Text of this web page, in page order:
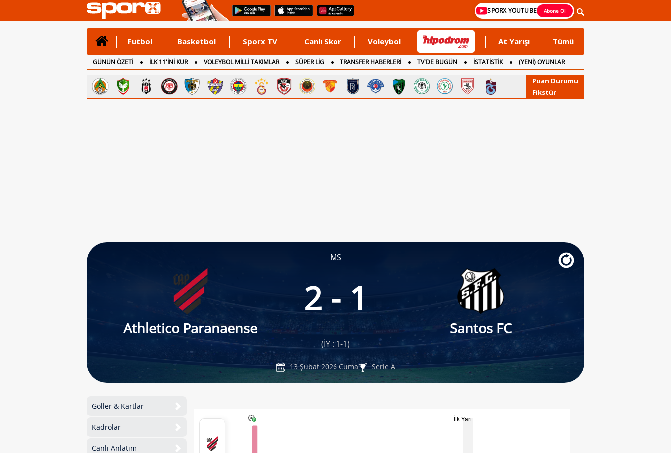
SPORX YOUTUBE Abone Ol
Futbol Basketbol Sporx TV Canlı Skor Voleybol At Yarışı Tümü
GÜNÜN ÖZETİ İLK 11'İNİ KUR VOLEYBOL MİLLİ TAKIMLAR SÜPER LİG TRANSFER HABERLERİ TV'DE BUGÜN İSTATİSTİK
(YENİ) OYUNLAR
CANLI ANLATIM
İNGİLTERE
Puan Durumu
Fikstür
MS
Athletico Paranaense
2 - 1
Santos FC
(İY : 1-1)
13 Şubat 2026 Cuma Serie A
Goller & Kartlar
Kadrolar
Canlı Anlatım
İlk Yarı